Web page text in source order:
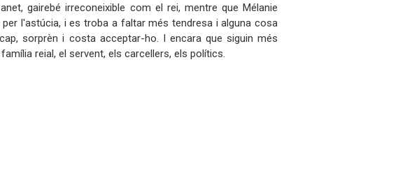
gairebé irreconeixible com el rei, mentre que Mélanie
l'astúcia, i es troba a faltar més tendresa i alguna cosa
sorprèn i costa acceptar-ho. I encara que siguin més
reial, el servent, els carcellers, els polítics.